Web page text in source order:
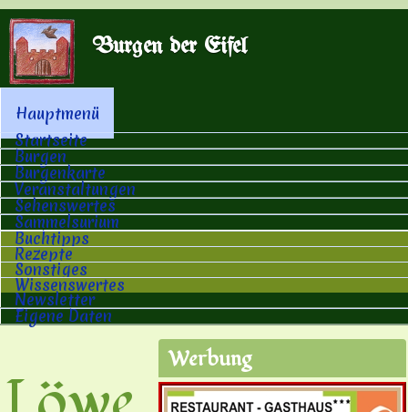
Burgen der Eifel
Hauptmenü
Hauptmenü
Startseite
Burgen
Burgenkarte
Veranstaltungen
Sehenswertes
Sammelsurium
Buchtipps
Rezepte
Sonstiges
Wissenswertes
Newsletter
Eigene Daten
Werbung